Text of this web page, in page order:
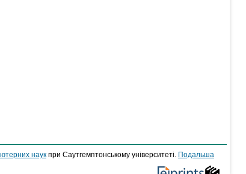
наук при Саутгемптонському університеті.
Подальша